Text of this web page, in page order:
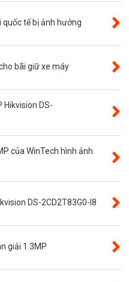
tế bị ảnh hưởng
bãi giữ xe máy
Hikvision DS-
của WinTech hình ảnh
DS-2CD2T83G0-I8
giải 1.3MP